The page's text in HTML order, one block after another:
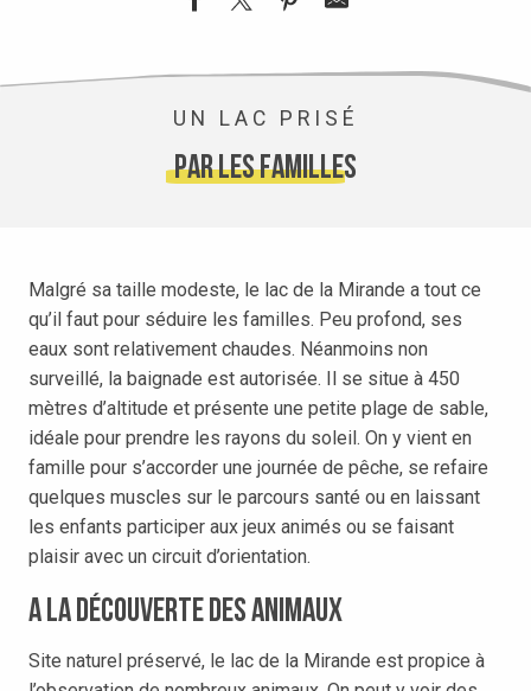
UN LAC PRISÉ
par les familles
Malgré sa taille modeste, le lac de la Mirande a tout ce
qu’il faut pour séduire les familles. Peu profond, ses
eaux sont relativement chaudes. Néanmoins non
surveillé, la baignade est autorisée. Il se situe à 450
mètres d’altitude et présente une petite plage de sable,
idéale pour prendre les rayons du soleil. On y vient en
famille pour s’accorder une journée de pêche, se refaire
quelques muscles sur le parcours santé ou en laissant
les enfants participer aux jeux animés ou se faisant
plaisir avec un circuit d’orientation.
A la découverte des animaux
Site naturel préservé, le lac de la Mirande est propice à